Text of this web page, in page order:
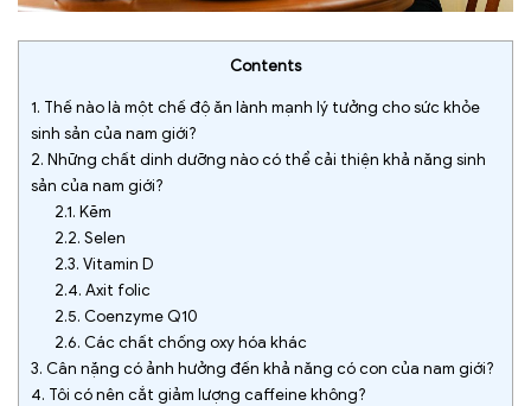
Contents
1. Thế nào là một chế độ ăn lành mạnh lý tưởng cho sức khỏe
sinh sản của nam giới?
2. Những chất dinh dưỡng nào có thể cải thiện khả năng sinh
sản của nam giới?
2.1. Kẽm
2.2. Selen
2.3. Vitamin D
2.4. Axit folic
2.5. Coenzyme Q10
2.6. Các chất chống oxy hóa khác
3. Cân nặng có ảnh hưởng đến khả năng có con của nam giới?
4. Tôi có nên cắt giảm lượng caffeine không?